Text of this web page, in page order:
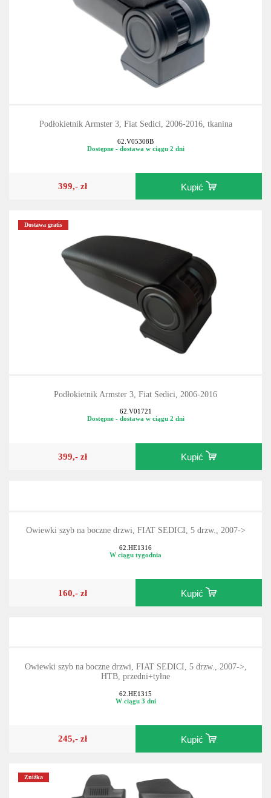
Podłokietnik Armster 3, Fiat Sedici, 2006-2016, tkanina
62.V05308B
Dostępne - dostawa w ciągu 2 dni
399,- zł Kupić
Dostawa gratis
Podłokietnik Armster 3, Fiat Sedici, 2006-2016
62.V01721
Dostępne - dostawa w ciągu 2 dni
399,- zł Kupić
Owiewki szyb na boczne drzwi, FIAT SEDICI, 5 drzw., 2007->
62.HE1316
W ciągu tygodnia
160,- zł Kupić
Owiewki szyb na boczne drzwi, FIAT SEDICI, 5 drzw., 2007->,
HTB, przedni+tyłne
62.HE1315
W ciągu 3 dni
245,- zł Kupić
Zniżka